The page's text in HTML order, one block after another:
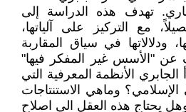
تهدف هذه الدراسة إلى
مع التركيز على آلياتها،
ودلالاتها في سياق المقاربة
عن "الأسس غير المفكر فيها"
الأنظمة المعرفية التي
الإسلامي؟ وماهي الاستنتاجات
يحتاج هذه العقل الى اصلاح